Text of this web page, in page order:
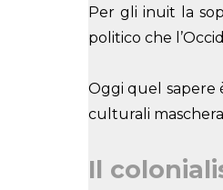
Per gli inuit la
politico che
Oggi quel sapere
culturali
Il